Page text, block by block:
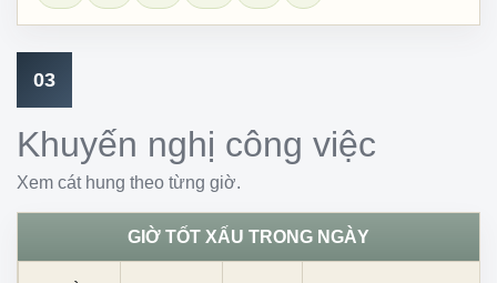
03
Khuyến nghị công việc
Xem cát hung theo từng giờ.
GIỜ TỐT XẤU TRONG NGÀY